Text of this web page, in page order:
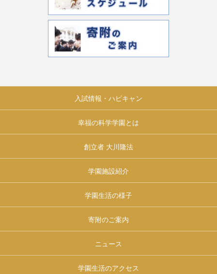
入試情報・ハピキャン
幸福の科学学園とは
創立者 大川隆法
学園施設紹介
学園生活の様子
寄附のご案内
ニュース
学園生活のアクセス